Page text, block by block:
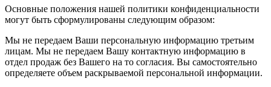
Основные положения нашей политики конфиденциальности
могут быть сформулированы следующим образом:
Мы не передаем Ваши персональную информацию третьим
лицам. Мы не передаем Вашу контактную информацию в
отдел продаж без Вашего на то согласия. Вы самостоятельно
определяете объем раскрываемой персональной информации.